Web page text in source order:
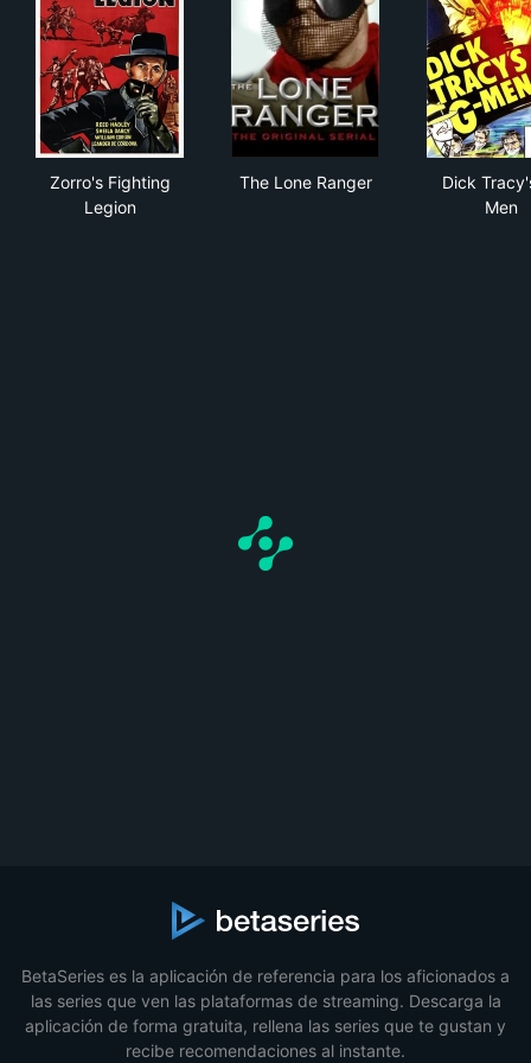
Zorro's Fighting
Legion
The Lone Ranger
Dick
Men
BetaSeries es la aplicación de referencia para los aficionados a
las series que ven las plataformas de streaming. Descarga la
aplicación de forma gratuita, rellena las series que te gustan y
recibe recomendaciones al instante.